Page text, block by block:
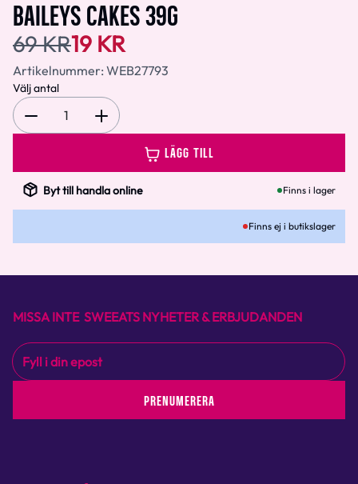
BAILEYS CAKES 39G
69 KR19 KR
Artikelnummer: WEB27793
Välj antal
1
LÄGG TILL
Byt till handla online Finns i lager
Finns ej i butikslager
MISSA INTE SWEEATS NYHETER & ERBJUDANDEN
PRENUMERERA